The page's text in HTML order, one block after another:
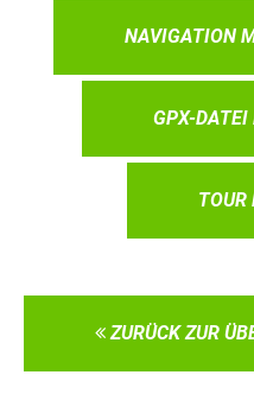
NAVIGATION
GPX-DATEI
TOUR
ZURÜCK ZUR